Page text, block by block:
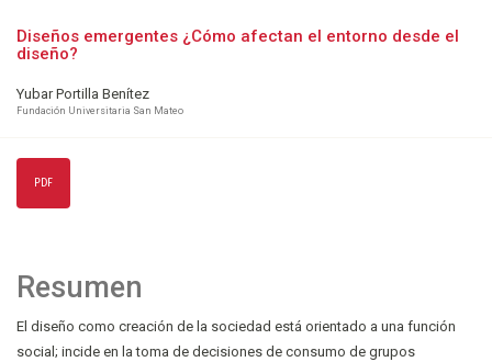
Diseños emergentes ¿Cómo afectan el entorno desde el
diseño?
Yubar Portilla Benítez
Fundación Universitaria San Mateo
PDF
Resumen
El diseño como creación de la sociedad está orientado a una función
social; incide en la toma de decisiones de consumo de grupos